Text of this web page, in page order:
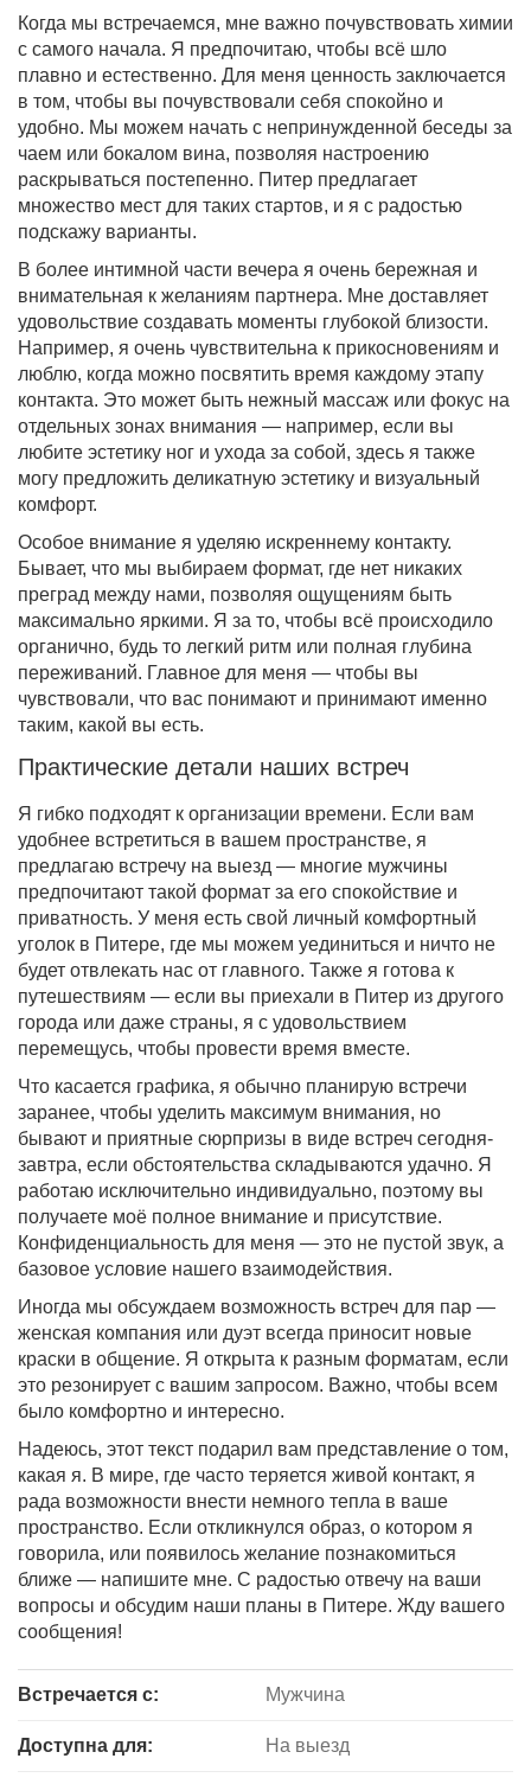
Когда мы встречаемся, мне важно почувствовать химии
с самого начала. Я предпочитаю, чтобы всё шло
плавно и естественно. Для меня ценность заключается
в том, чтобы вы почувствовали себя спокойно и
удобно. Мы можем начать с непринужденной беседы за
чаем или бокалом вина, позволяя настроению
раскрываться постепенно. Питер предлагает
множество мест для таких стартов, и я с радостью
подскажу варианты.
В более интимной части вечера я очень бережная и
внимательная к желаниям партнера. Мне доставляет
удовольствие создавать моменты глубокой близости.
Например, я очень чувствительна к прикосновениям и
люблю, когда можно посвятить время каждому этапу
контакта. Это может быть нежный массаж или фокус на
отдельных зонах внимания — например, если вы
любите эстетику ног и ухода за собой, здесь я также
могу предложить деликатную эстетику и визуальный
комфорт.
Особое внимание я уделяю искреннему контакту.
Бывает, что мы выбираем формат, где нет никаких
преград между нами, позволяя ощущениям быть
максимально яркими. Я за то, чтобы всё происходило
органично, будь то легкий ритм или полная глубина
переживаний. Главное для меня — чтобы вы
чувствовали, что вас понимают и принимают именно
таким, какой вы есть.
Практические детали наших встреч
Я гибко подходят к организации времени. Если вам
удобнее встретиться в вашем пространстве, я
предлагаю встречу на выезд — многие мужчины
предпочитают такой формат за его спокойствие и
приватность. У меня есть свой личный комфортный
уголок в Питере, где мы можем уединиться и ничто не
будет отвлекать нас от главного. Также я готова к
путешествиям — если вы приехали в Питер из другого
города или даже страны, я с удовольствием
перемещусь, чтобы провести время вместе.
Что касается графика, я обычно планирую встречи
заранее, чтобы уделить максимум внимания, но
бывают и приятные сюрпризы в виде встреч сегодня-
завтра, если обстоятельства складываются удачно. Я
работаю исключительно индивидуально, поэтому вы
получаете моё полное внимание и присутствие.
Конфиденциальность для меня — это не пустой звук, а
базовое условие нашего взаимодействия.
Иногда мы обсуждаем возможность встреч для пар —
женская компания или дуэт всегда приносит новые
краски в общение. Я открыта к разным форматам, если
это резонирует с вашим запросом. Важно, чтобы всем
было комфортно и интересно.
Надеюсь, этот текст подарил вам представление о том,
какая я. В мире, где часто теряется живой контакт, я
рада возможности внести немного тепла в ваше
пространство. Если откликнулся образ, о котором я
говорила, или появилось желание познакомиться
ближе — напишите мне. С радостью отвечу на ваши
вопросы и обсудим наши планы в Питере. Жду вашего
сообщения!
Встречается с: Мужчина
Доступна для: На выезд